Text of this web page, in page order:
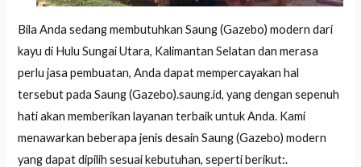
Bila Anda sedang membutuhkan Saung (Gazebo) modern dari
kayu di Hulu Sungai Utara, Kalimantan Selatan dan merasa
perlu jasa pembuatan, Anda dapat mempercayakan hal
tersebut pada Saung (Gazebo).saung.id, yang dengan sepenuh
hati akan memberikan layanan terbaik untuk Anda. Kami
menawarkan beberapa jenis desain Saung (Gazebo) modern
yang dapat dipilih sesuai kebutuhan, seperti berikut:.